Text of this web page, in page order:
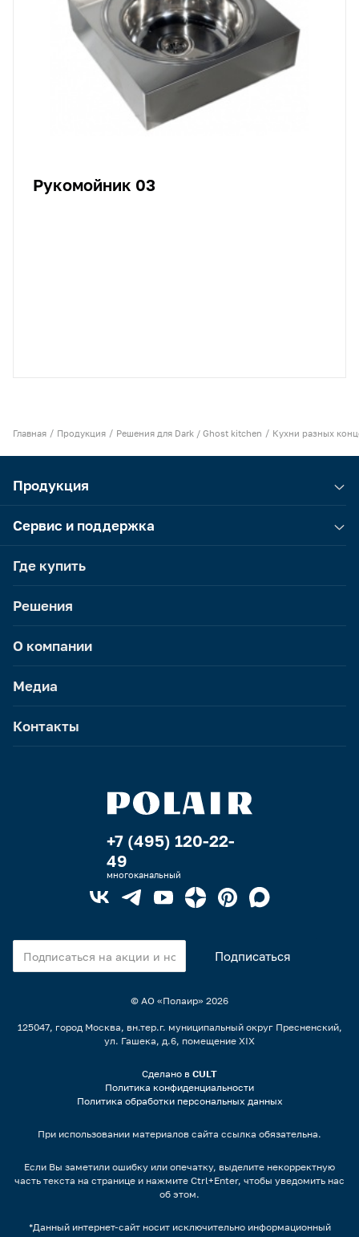
Рукомойник 03
Главная Продукция Решения для Dark / Ghost kitchen Кухни разных
Продукция
Сервис и поддержка
Где купить
Решения
О компании
Медиа
Контакты
+7 (495) 120-22-
49
многоканальный
© АО «Полаир» 2026
125047, город Москва, вн.тер.г. муниципальный округ Пресненский,
ул. Гашека, д.6, помещение XIX
Сделано в CULT
Политика конфиденциальности
Политика обработки персональных данных
При использовании материалов сайта ссылка обязательна.
Если Вы заметили ошибку или опечатку, выделите некорректную
часть текста на странице и нажмите Ctrl+Enter, чтобы уведомить нас
об этом.
*Данный интернет-сайт носит исключительно информационный